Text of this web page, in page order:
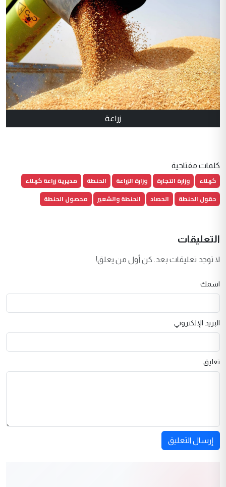
زراعة
كلمات مفتاحية
كربلاء وزارة التجارة وزارة الزراعة الحنطة
مديرية زراعة كربلاء
حقول الحنطة
الحصاد الحنطة والشعير محصول الحنطة
التعليقات
لا توجد تعليقات بعد. كن أول من يعلق!
اسمك
البريد الإلكتروني
تعليق
إرسال التعليق